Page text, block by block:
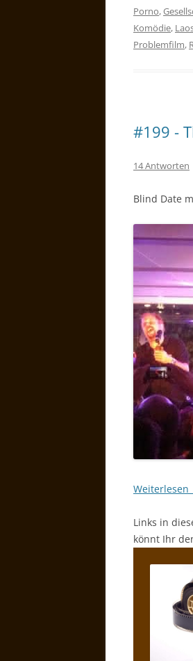
Porno,
Komödie,
Problemfilm,
#199 -
14 Antworten
Blind Date
Weiterlesen
Links in
könnt Ihr